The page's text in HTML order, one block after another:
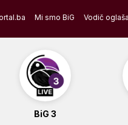
Mi smo BiG Vodič
BiG 3